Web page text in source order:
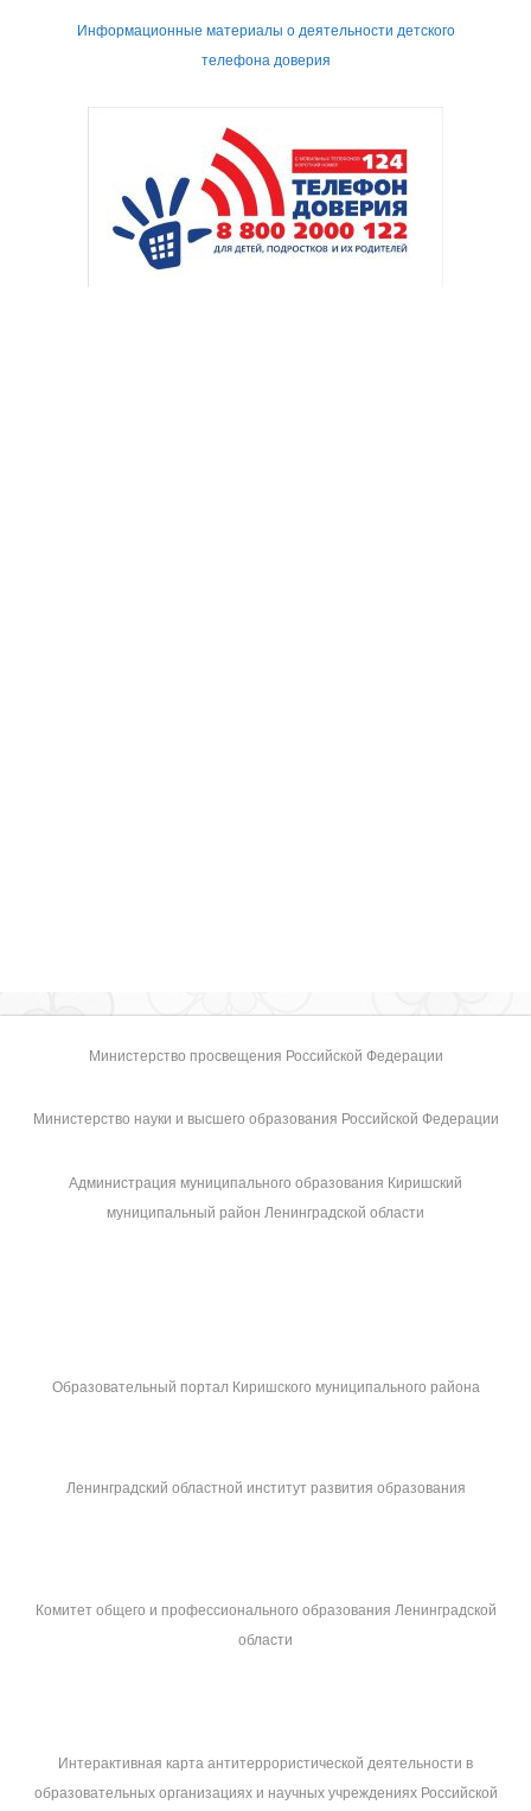
Информационные материалы о деятельности детского
телефона доверия
Министерство просвещения Российской Федерации
Министерство науки и высшего образования Российской Федерации
Администрация муниципального образования Киришский
муниципальный район Ленинградской области
Образовательный портал Киришского муниципального района
Ленинградский областной институт развития образования
Комитет общего и профессионального образования Ленинградской
области
Интерактивная карта антитеррористической деятельности в
образовательных организациях и научных учреждениях Российской